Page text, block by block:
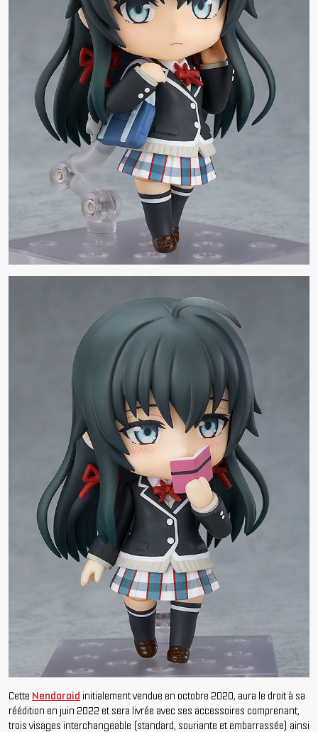
Cette Nendoroid initialement vendue en octobre 2020, aura le droit à sa
réédition en juin 2022 et sera livrée avec ses accessoires comprenant,
trois visages interchangeable (standard, souriante et embarrassée) ainsi